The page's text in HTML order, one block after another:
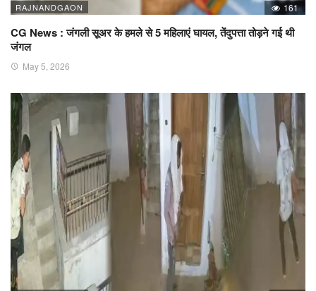
RAJNANDGAON 161
CG News : जंगली सूअर के हमले से 5 महिलाएं घायल, तेंदुपत्ता तोड़ने गई थी
जंगल
May 5, 2026